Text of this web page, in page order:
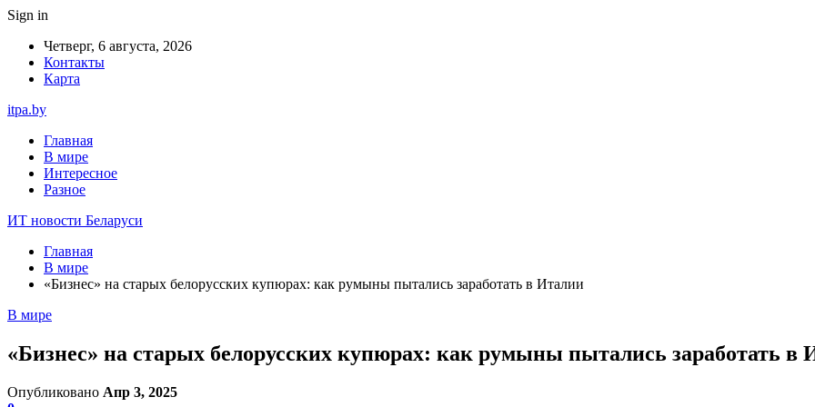
Sign in
Четверг, 6 августа, 2026
Контакты
Карта
itpa.by
Главная
В мире
Интересное
Разное
ИТ новости Беларуси
Главная
В мире
«Бизнес» на старых белорусских купюрах: как румыны пытались заработать в Италии
В мире
«Бизнес» на старых белорусских купюрах: как румыны пытались заработать в
Опубликовано Апр 3, 2025